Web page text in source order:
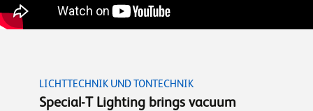
LICHTTECHNIK UND TONTECHNIK
Special-T Lighting brings vacuum